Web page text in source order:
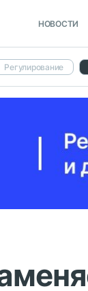
НОВОСТИ
Регулирование